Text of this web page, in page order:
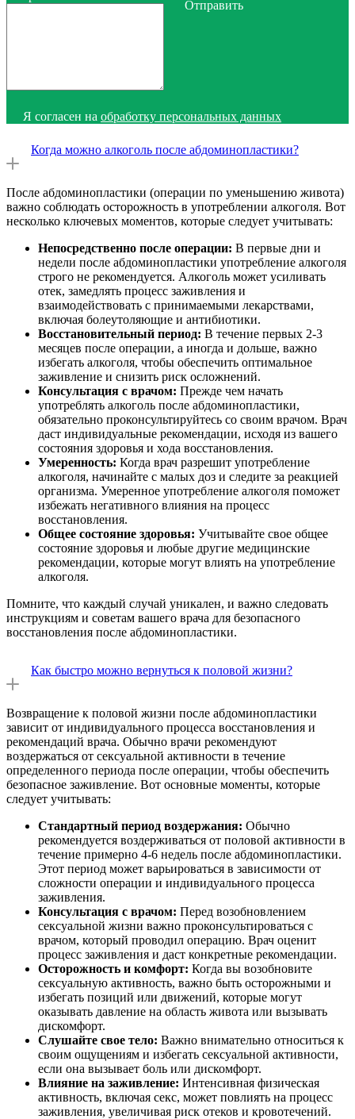
Отправить
Я согласен на обработку персональных данных
Когда можно алкоголь после абдоминопластики?
После абдоминопластики (операции по уменьшению живота)
важно соблюдать осторожность в употреблении алкоголя. Вот
несколько ключевых моментов, которые следует учитывать:
Непосредственно после операции: В первые дни и
недели после абдоминопластики употребление алкоголя
строго не рекомендуется. Алкоголь может усиливать
отек, замедлять процесс заживления и
взаимодействовать с принимаемыми лекарствами,
включая болеутоляющие и антибиотики.
Восстановительный период: В течение первых 2-3
месяцев после операции, а иногда и дольше, важно
избегать алкоголя, чтобы обеспечить оптимальное
заживление и снизить риск осложнений.
Консультация с врачом: Прежде чем начать
употреблять алкоголь после абдоминопластики,
обязательно проконсультируйтесь со своим врачом. Врач
даст индивидуальные рекомендации, исходя из вашего
состояния здоровья и хода восстановления.
Умеренность: Когда врач разрешит употребление
алкоголя, начинайте с малых доз и следите за реакцией
организма. Умеренное употребление алкоголя поможет
избежать негативного влияния на процесс
восстановления.
Общее состояние здоровья: Учитывайте свое общее
состояние здоровья и любые другие медицинские
рекомендации, которые могут влиять на употребление
алкоголя.
Помните, что каждый случай уникален, и важно следовать
инструкциям и советам вашего врача для безопасного
восстановления после абдоминопластики.
Как быстро можно вернуться к половой жизни?
Возвращение к половой жизни после абдоминопластики
зависит от индивидуального процесса восстановления и
рекомендаций врача. Обычно врачи рекомендуют
воздержаться от сексуальной активности в течение
определенного периода после операции, чтобы обеспечить
безопасное заживление. Вот основные моменты, которые
следует учитывать:
Стандартный период воздержания: Обычно
рекомендуется воздерживаться от половой активности в
течение примерно 4-6 недель после абдоминопластики.
Этот период может варьироваться в зависимости от
сложности операции и индивидуального процесса
заживления.
Консультация с врачом: Перед возобновлением
сексуальной жизни важно проконсультироваться с
врачом, который проводил операцию. Врач оценит
процесс заживления и даст конкретные рекомендации.
Осторожность и комфорт: Когда вы возобновите
сексуальную активность, важно быть осторожными и
избегать позиций или движений, которые могут
оказывать давление на область живота или вызывать
дискомфорт.
Слушайте свое тело: Важно внимательно относиться к
своим ощущениям и избегать сексуальной активности,
если она вызывает боль или дискомфорт.
Влияние на заживление: Интенсивная физическая
активность, включая секс, может повлиять на процесс
заживления, увеличивая риск отеков и кровотечений.